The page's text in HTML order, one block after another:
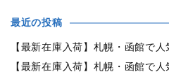
最近の投稿